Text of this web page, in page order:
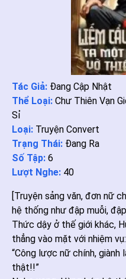
Tác Giả: Đang Cập Nhật
Thể Loại: Chư Thiên Vạn
Sỉ
Loại: Truyện Convert
Trạng Thái: Đang Ra
Số Tập: 6
Lượt Nghe: 40
[Truyện sảng văn, đơn nữ
hệ thống như đập muỗi,
Thức dậy ở thế giới khác,
thẳng vào mặt với nhiệm vụ:
“Công lược nữ chính,
thật!!”